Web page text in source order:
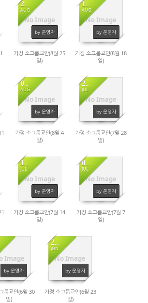
No Image
23
AUG
by 운영자
1167
가정 소그룹교안(8월 25
일)
No Image
16
AUG
by 운영자
1288
가정 소그룹교안(8월 18
일)
No Image
02
AUG
by 운영자
1074
가정 소그룹교안(8월 4
일)
No Image
26
JUL
by 운영자
1198
가정 소그룹교안(7월 28
일)
No Image
12
JUL
by 운영자
1194
가정 소그룹교안(7월 14
일)
No Image
05
JUL
by 운영자
1143
가정 소그룹교안(7월 7
일)
Image
by 운영자
1190
룹교안(6월 30
일)
No Image
21
JUN
by 운영자
1309
가정 소그룹교안(6월 23
일)